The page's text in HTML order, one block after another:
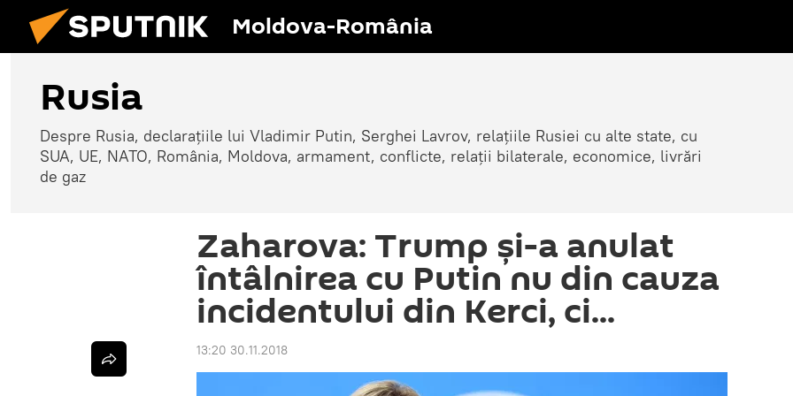
Moldova-România
Rusia
Despre Rusia, declarațiile lui Vladimir Putin, Serghei Lavrov, relațiile Rusiei cu alte state, cu
SUA, UE, NATO, România, Moldova, armament, conflicte, relații bilaterale, economice, livrări
de gaz
Zaharova: Trump și-a anulat
întâlnirea cu Putin nu din cauza
incidentului din Kerci, ci...
13:20 30.11.2018